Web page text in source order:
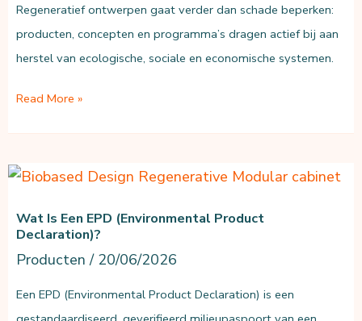
Regeneratief ontwerpen gaat verder dan schade beperken:
producten, concepten en programma’s dragen actief bij aan
herstel van ecologische, sociale en economische systemen.
Wat
ontwerpen?
Read More »
Wat Is Een EPD (Environmental Product
Declaration)?
Producten / 20/06/2026
Een EPD (Environmental Product Declaration) is een